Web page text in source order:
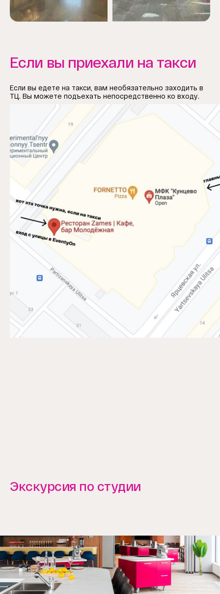
Если вы приехали на такси
Если вы едете на такси, вам необязательно заходить в
ТЦ. Вы можете подъехать непосредственно ко входу.
Экскурсия по студии